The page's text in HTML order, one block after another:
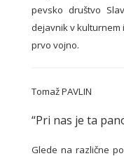
pevsko društvo
dejavnik v kulturnem
prvo vojno.
Tomaž PAVLIN
“Pri nas je ta
Glede na različne